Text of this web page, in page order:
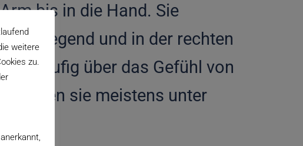
bis in die Hand. Sie
und in der rechten
häufig über das Gefühl von
leiden sie meistens unter
weitere
zu.